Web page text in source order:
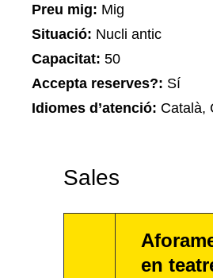
Preu mig: Mig
Situació: Nucli antic
Capacitat: 50
Accepta reserves?: Sí
Idiomes d’atenció: Català,
Sales
en